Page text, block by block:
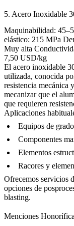
5. Acero Inoxidable
Maquinabilidad:
elástico: 215 MPa
Muy alta
7,50 USD/kg
El acero inoxidable
utilizada, conocida
resistencia mecánica
mecanizar que el
que requieren
Aplicaciones
Equipos de
Componentes
Elementos
Racores y
Ofrecemos servicios
opciones de
blasting.
Menciones